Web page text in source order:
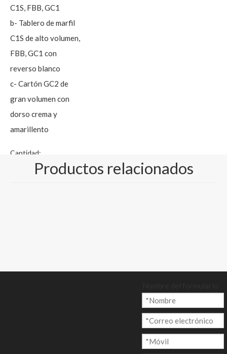
C1S, FBB, GC1
b- Tablero de marfil
C1S de alto volumen,
FBB, GC1 con
reverso blanco
c- Cartón GC2 de
gran volumen con
dorso crema y
amarillento
Cantidad:
Productos relacionados